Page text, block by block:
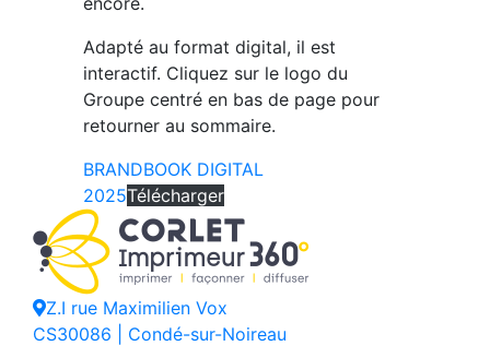
Adapté au format digital, il est
interactif. Cliquez sur le logo du
Groupe centré en bas de page pour
retourner au sommaire.
BRANDBOOK DIGITAL
2025Télécharger
Z.I rue Maximilien Vox
CS30086 | Condé-sur-Noireau